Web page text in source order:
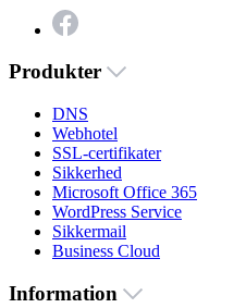
Produkter
DNS
Webhotel
SSL-certifikater
Sikkerhed
Microsoft Office 365
WordPress Service
Sikkermail
Business Cloud
Information